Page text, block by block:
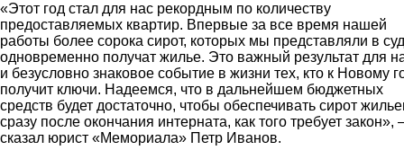
«Этот год стал для нас рекордным по количеству
предоставляемых квартир. Впервые за все время нашей
работы более сорока сирот, которых мы представляли в
одновременно получат жилье. Это важный результат для
и безусловно знаковое событие в жизни тех, кто к Новому
получит ключи. Надеемся, что в дальнейшем бюджетных
средств будет достаточно, чтобы обеспечивать сирот
сразу после окончания интерната, как того требует закон»,
сказал юрист «Мемориала» Петр Иванов.